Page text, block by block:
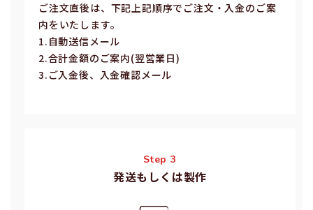
ご注⽂直後は、下記上記順序でご注⽂・⼊⾦のご案
内をいたします。
1.⾃動送信メール
2.合計⾦額のご案内(翌営業⽇)
3.ご⼊⾦後、⼊⾦確認メール
Step 3
発送もしくは製作